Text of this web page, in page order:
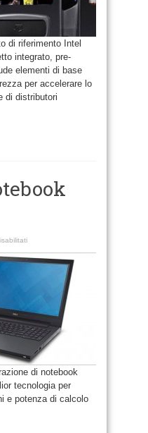
di riferimento Intel
integrato, pre-
elementi di base
per accelerare lo
di distributori
su
nuovo
notebook
di notebook
tecnologia per
e potenza di calcolo